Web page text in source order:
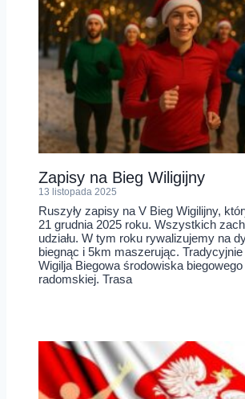
Zapisy na Bieg Wiligijny
13 listopada 2025
Ruszyły zapisy na V Bieg Wigilijny,
21 grudnia 2025 roku. Wszystkich
udziału. W tym roku rywalizujemy na
biegnąc i 5km maszerując.
Wigilja Biegowa środowiska
radomskiej. Trasa